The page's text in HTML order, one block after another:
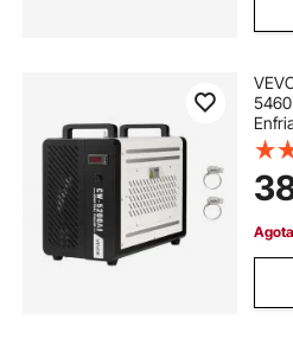
5460
con
4,2
de